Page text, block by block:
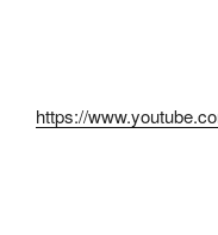
https://